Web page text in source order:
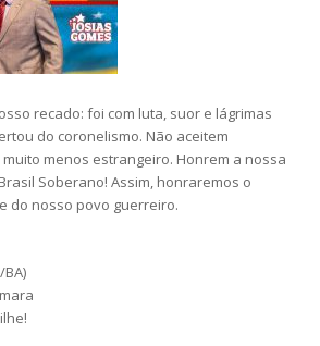
recado: foi com luta, suor e lágrimas
do coronelismo. Não aceitem
menos estrangeiro. Honrem a nossa
Soberano! Assim, honraremos o
do nosso povo guerreiro.